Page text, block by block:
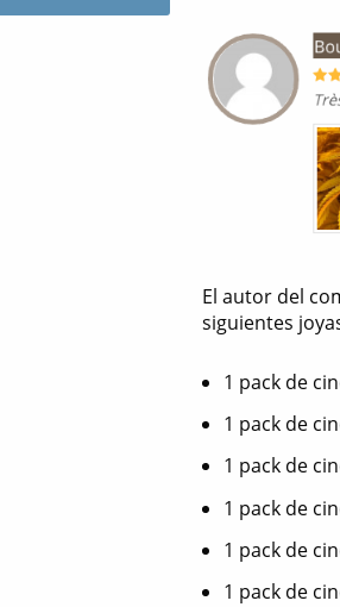
El autor del
siguientes
1 pack de
1 pack de
1 pack de
1 pack de
1 pack de
1 pack de